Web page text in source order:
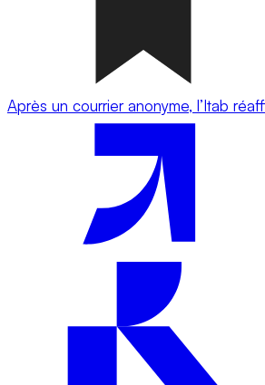
Après un courrier anonyme, l’Itab